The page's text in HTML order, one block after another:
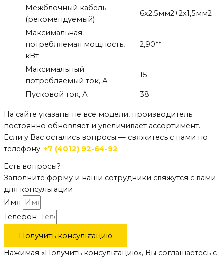
Межблочный кабель
(рекомендуемый)
6х2,5мм2+2х1,5мм2
Максимальная
потребляемая мощность,
кВт
2,90**
Максимальный
потребляемый ток, А
15
Пусковой ток, А 38
На сайте указаны не все модели, производитель
постоянно обновляет и увеличивает ассортимент.
Если у Вас остались вопросы — свяжитесь с нами по
телефону: +7 (4012) 92-64-92
Есть вопросы?
Заполните форму и наши сотрудники свяжутся с вами
для консультации
Имя
Телефон
Получить консультацию
Нажимая «Получить консультацию», Вы соглашаетесь с